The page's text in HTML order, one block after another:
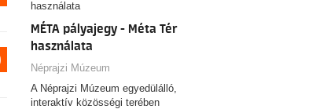
MÉTA pályajegy - Méta Tér
használata
Néprajzi Múzeum
A Néprajzi Múzeum egyedülálló,
interaktív közösségi terében